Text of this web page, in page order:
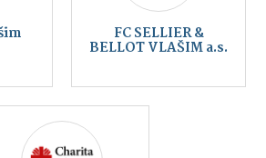
FC SELLIER &
BELLOT VLAŠIM a.s.